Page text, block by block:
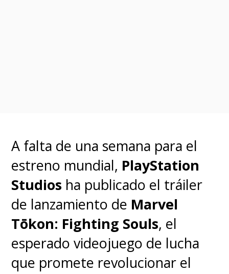
vuelto a formar parte de la
selección oficial desde que en
1986 presentó "After Hours",
con la que se llevó el premio al
mejor director.
Su nuevo título se presentará,
A falta de una semana para el
estreno mundial, PlayStation
Studios ha publicado el tráiler
de lanzamiento de Marvel
Tōkon: Fighting Souls, el
esperado videojuego de lucha
que promete revolucionar el